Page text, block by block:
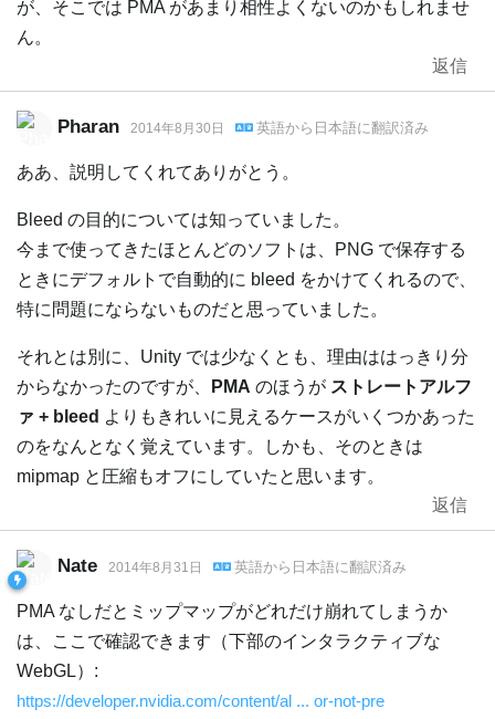
が、そこでは PMA があまり相性よくないのかもしれませ
ん。
返信
Pharan 2014年8月30日 英語から 日本語に翻訳済み
ああ、説明してくれてありがとう。
Bleed の目的については知っていました。
今まで使ってきたほとんどのソフトは、PNG で保存する
ときにデフォルトで自動的に bleed をかけてくれるので、
特に問題にならないものだと思っていました。
それとは別に、Unity では少なくとも、理由ははっきり分
からなかったのですが、
PMA のほうが ストレートアルフ
ァ + bleed よりもきれいに見えるケースがいくつかあった
のをなんとなく覚えています。しかも、そのときは
mipmap と圧縮もオフにしていたと思います。
返信
Nate 2014年8月31日 英語から 日本語に翻訳済み
PMA なしだとミップマップがどれだけ崩れてしまうか
は、ここで確認できます（下部のインタラクティブな
WebGL）:
https://developer.nvidia.com/content/al ... or-not-pre